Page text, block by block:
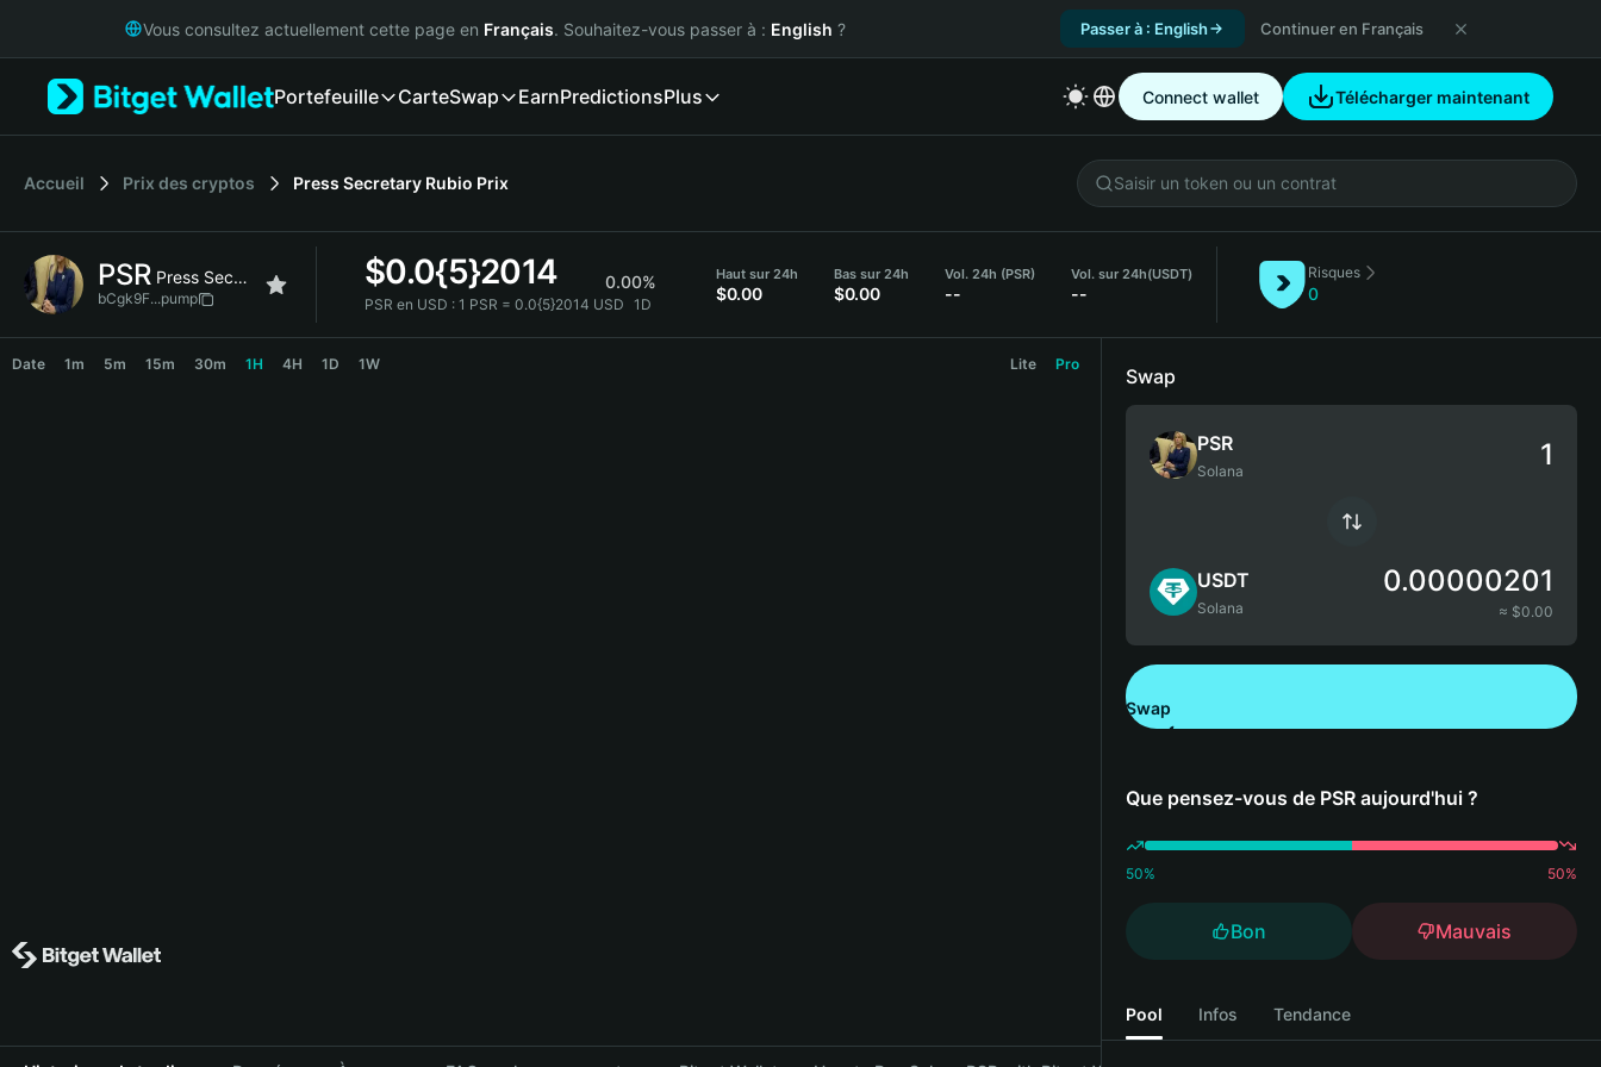
Русский
Italiano
简体中文
繁體中文
Bahasa Indonesia
Vous consultez actuellement cette page en Français. Souhaitez-vous passer à : English ? Passer à : English Continuer en Français
Portefeuille CarteSwap EarnPredictionsPlus Connect wallet Télécharger maintenant
Accueil Prix des cryptos Press Secretary Rubio Prix
PSR Press Secretary Rubio
bCgk9F...pump
$0.0{5}2014 0.00%
PSR en USD : 1 PSR = 0.0{5}2014 USD 1D
Haut sur 24h
$0.00
Bas sur 24h
$0.00
Vol. 24h (PSR)
--
Vol. sur 24h(USDT)
--
Risques
0
Date 1m 5m 15m 30m 1H 4H 1D 1W Lite Pro
Swap
PSR
Solana
USDT
Solana
0.00000201
≈ $0.00
Swap
Que pensez-vous de PSR aujourd'hui ?
50% 50%
Bon Mauvais
Pool Infos Tendance